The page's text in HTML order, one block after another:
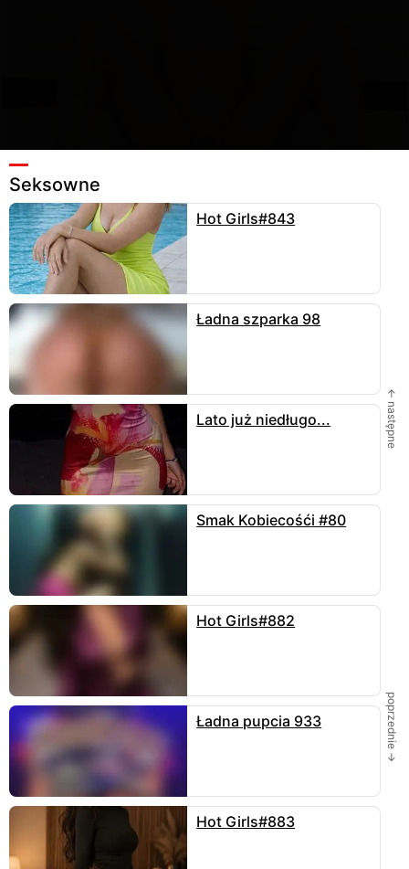
360 Wyślij Ulubione
iskra957 zamieściła fotkę
497 kB w kategoriiseksowne.Tagi:#lesbijki #piękno
#szatynki #romantyczne #młode #minetka
3 KOMENTARZE
Skomentuj
Space41
...piękna pozycja...
24 maja
2 odpowiedzi
uwielbiam
11 maja
Jakub
Brak kogoś kto zająłby się tą śliczną i
wyeksponowaną kobiecością.. ale tu już intymnośc
musiałaby ustąpić miejsca mnożeniu rozkoszy…
8 odpowiedzi
Seksowne
Hot Girls#843
Ładna szparka 98
Lato już niedługo...
Smak Kobiecośći #80
Hot Girls#882
Ładna pupcia 933
Hot Girls#883
← następne
poprzednie →